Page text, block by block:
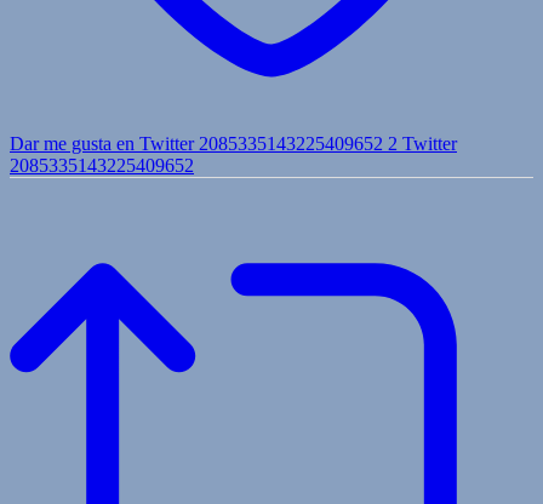
Dar me gusta en Twitter 2085335143225409652 2 Twitter
2085335143225409652